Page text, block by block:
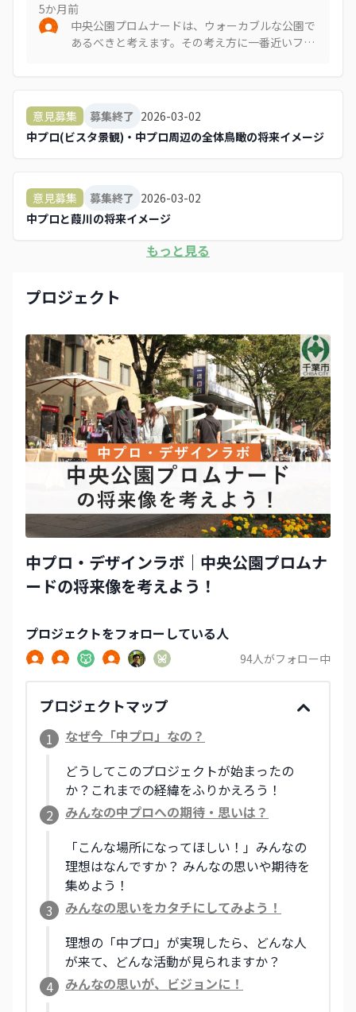
5か月前
中央公園プロムナードは、ウォーカブルな公園で
あるべきと考えます。その考え方に一番近いフレ
中央公園です、というイメージです。
意見募集 募集終了 2026-03-02
中プロ(ビスタ景観)・中プロ周辺の全体鳥瞰の将来イメージ
意見募集 募集終了 2026-03-02
中プロと葭川の将来イメージ
もっと見る
プロジェクト
中プロ・デザインラボ｜中央公園プロムナ
ードの将来像を考えよう！
プロジェクトをフォローしている人
94人がフォロー中
プロジェクトマップ
1
なぜ今「中プロ」なの？
どうしてこのプロジェクトが始まったの
か？これまでの経緯をふりかえろう！
2
みんなの中プロへの期待・思いは？
「こんな場所になってほしい！」みんなの
理想はなんですか？ みんなの思いや期待を
集めよう！
3
みんなの思いをカタチにしてみよう！
理想の「中プロ」が実現したら、どんな人
が来て、どんな活動が見られますか？
4
みんなの思いが、ビジョンに！